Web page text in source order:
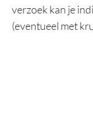
verzoek kan je
(eventueel met